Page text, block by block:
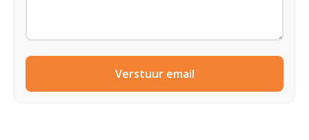
Verstuur email